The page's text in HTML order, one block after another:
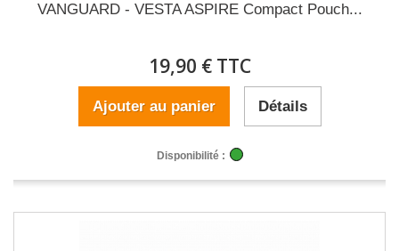
VANGUARD - VESTA ASPIRE Compact Pouch...
19,90 € TTC
Ajouter au panier Détails
Disponibilité :